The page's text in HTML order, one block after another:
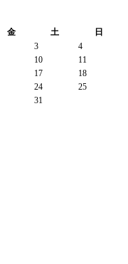
金 土
日
3
4
10
11
17
18
24
25
31